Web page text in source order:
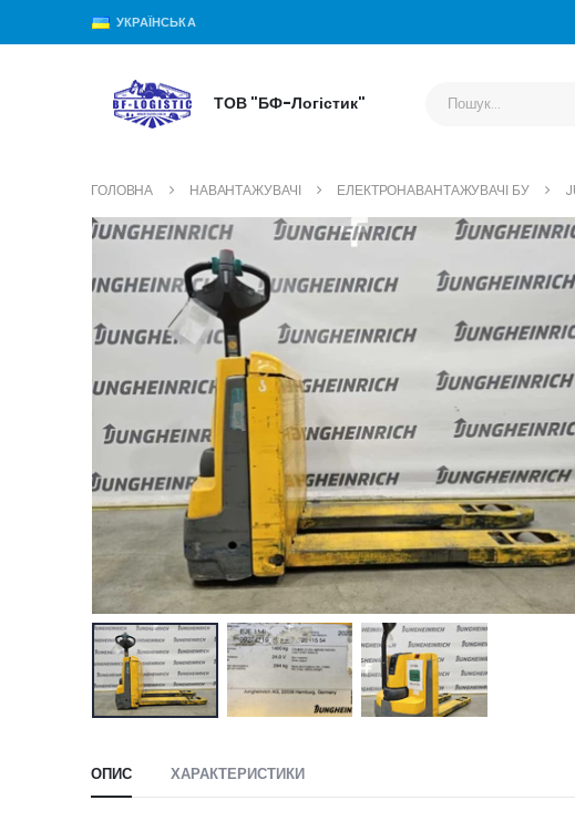
УКРАЇНСЬКА
ТОВ "БФ-Логістик"
ГОЛОВНА НАВАНТАЖУВАЧІ ЕЛЕКТРОНАВАНТАЖУВАЧІ БУ
ОПИС ХАРАКТЕРИСТИКИ